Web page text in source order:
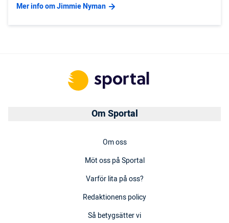
Mer info om Jimmie Nyman
Om Sportal
Om oss
Möt oss på Sportal
Varför lita på oss?
Redaktionens policy
Så betygsätter vi